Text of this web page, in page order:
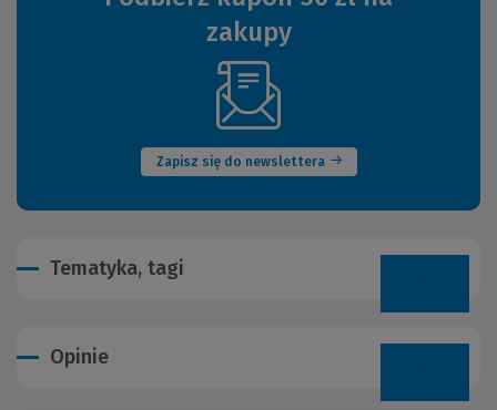
zakupy
Zapisz się do newslettera
(Nowe
okno)
Tematyka, tagi
Opinie